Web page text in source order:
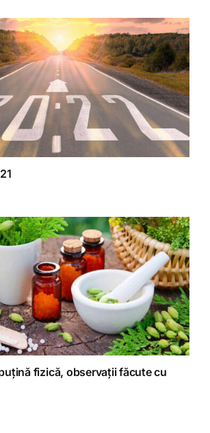
fizică, observații făcute cu